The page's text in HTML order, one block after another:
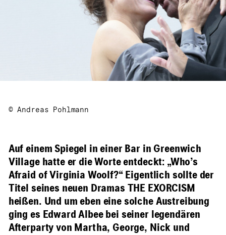
© Andreas Pohlmann
Auf einem Spiegel in einer Bar in Greenwich
Village hatte er die Worte entdeckt: „Who’s
Afraid of Virginia Woolf?“ Eigentlich sollte der
Titel seines neuen Dramas THE EXORCISM
heißen. Und um eben eine solche Austreibung
ging es Edward Albee bei seiner legendären
Afterparty von Martha, George, Nick und